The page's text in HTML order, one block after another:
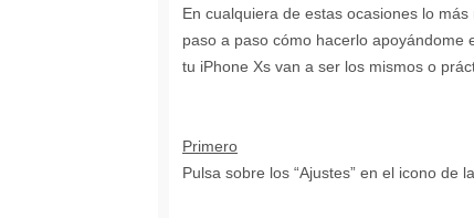
En cualquiera de estas ocasiones lo
paso a paso cómo hacerlo apoyándome
tu iPhone Xs van a ser los mismos o
Primero
Pulsa sobre los “Ajustes” en el icono de